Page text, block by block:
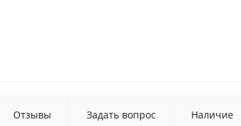
Отзывы Задать вопрос Наличие